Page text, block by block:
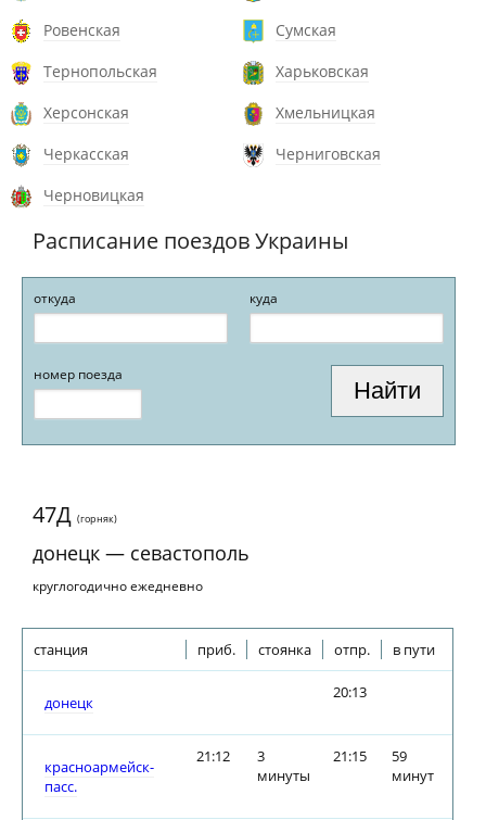
Ровенская
Сумская
Тернопольская
Харьковская
Херсонская
Хмельницкая
Черкасская
Черниговская
Черновицкая
Расписание поездов Украины
откуда куда
номер поезда
47Д (горняк)
донецк — севастополь
круглогодично ежедневно
станция приб. стоянка отпр. в пути
донецк
20:13
красноармейск-
пасс.
21:12
3
минуты
21:15
59
минут